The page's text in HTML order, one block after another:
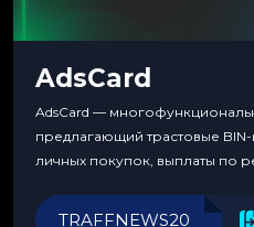
AdsCard
AdsCard —
предлагающий трастовые
личных покупок, выплаты по
инструменты для управления
TRAFFNEWS20